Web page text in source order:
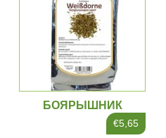
БОЯРЫШНИК
€5,65